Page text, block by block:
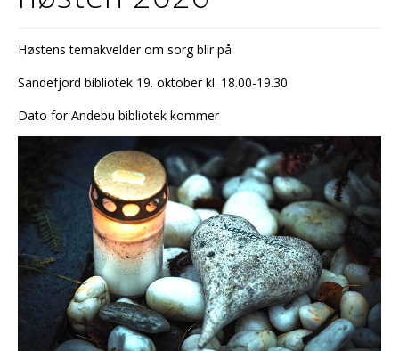
KIRKENE VÅRE
OM OSS
MISK
KIRKEKINOEN
Høstens temakvelder om sorg blir på
Sandefjord bibliotek 19. oktober kl. 18.00-19.30
Dato for Andebu bibliotek kommer